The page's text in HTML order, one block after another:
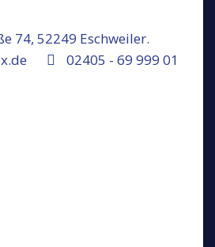
74, 52249 Eschweiler.
02405 - 69 999 01